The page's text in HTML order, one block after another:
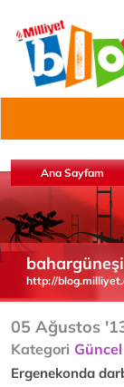
Ana Sayfam
bahargüneşi
http://
05 Ağustos
Kategori Güncel
Ergenekonda